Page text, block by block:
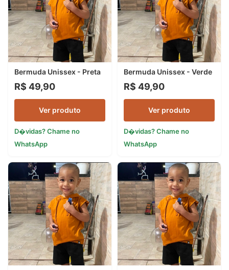
Bermuda Unissex - Preta
R$ 49,90
Ver produto
D�vidas? Chame no
WhatsApp
Bermuda Unissex - Verde
R$ 49,90
Ver produto
D�vidas? Chame no
WhatsApp